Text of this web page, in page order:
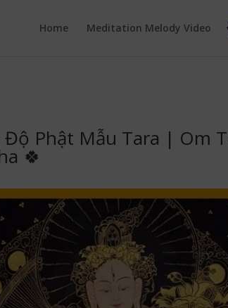
Home
Meditation Melody Video
Độ Phật Mẫu Tara | Om
🍀